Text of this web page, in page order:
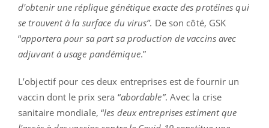
d'obtenir une réplique génétique exacte des protéines qui
se trouvent à la surface du virus”. De son côté, GSK
“apportera pour sa part sa production de vaccins avec
adjuvant à usage pandémique.”
L’objectif pour ces deux entreprises est de fournir un
vaccin dont le prix sera “abordable”. Avec la crise
sanitaire mondiale, “les deux entreprises estiment que